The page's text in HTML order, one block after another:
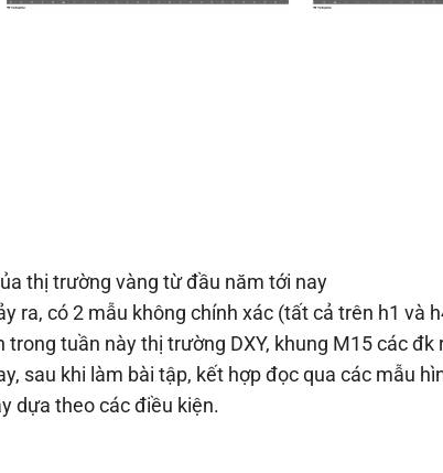
thị trường vàng từ đầu năm tới nay
ra, có 2 mẫu không chính xác (tất cả trên h1 và
trong tuần này thị trường DXY, khung M15 các đk
sau khi làm bài tập, kết hợp đọc qua các mẫu
dựa theo các điều kiện.